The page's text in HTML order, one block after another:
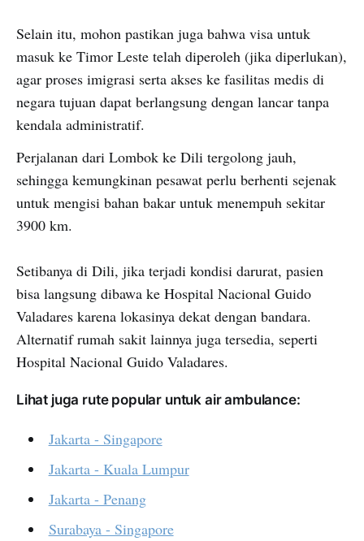
Selain itu, mohon pastikan juga bahwa visa untuk
masuk ke Timor Leste telah diperoleh (jika diperlukan),
agar proses imigrasi serta akses ke fasilitas medis di
negara tujuan dapat berlangsung dengan lancar tanpa
kendala administratif.
Perjalanan dari Lombok ke Dili tergolong jauh,
sehingga kemungkinan pesawat perlu berhenti sejenak
untuk mengisi bahan bakar untuk menempuh sekitar
3900 km.
Setibanya di Dili, jika terjadi kondisi darurat, pasien
bisa langsung dibawa ke Hospital Nacional Guido
Valadares karena lokasinya dekat dengan bandara.
Alternatif rumah sakit lainnya juga tersedia, seperti
Hospital Nacional Guido Valadares.
Lihat juga rute popular untuk air ambulance:
Jakarta - Singapore
Jakarta - Kuala Lumpur
Jakarta - Penang
Surabaya - Singapore